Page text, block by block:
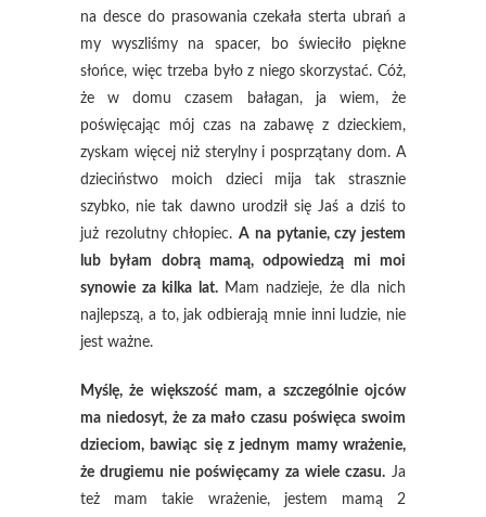
na desce do prasowania czekała sterta ubrań a
my wyszliśmy na spacer, bo świeciło piękne
słońce, więc trzeba było z niego skorzystać. Cóż,
że w domu czasem bałagan, ja wiem, że
poświęcając mój czas na zabawę z dzieckiem,
zyskam więcej niż sterylny i posprzątany dom. A
dzieciństwo moich dzieci mija tak strasznie
szybko, nie tak dawno urodził się Jaś a dziś to
już rezolutny chłopiec.A na pytanie, czy jestem
lub byłam dobrą mamą, odpowiedzą mi moi
synowie za kilka lat. Mam nadzieje, że dla nich
najlepszą, a to, jak odbierają mnie inni ludzie, nie
jest ważne.
Myślę, że większość mam, a szczególnie ojców
ma niedosyt, że za mało czasu poświęca swoim
dzieciom, bawiąc się z jednym mamy wrażenie,
że drugiemu nie poświęcamy za wiele czasu.Ja
też mam takie wrażenie, jestem mamą 2